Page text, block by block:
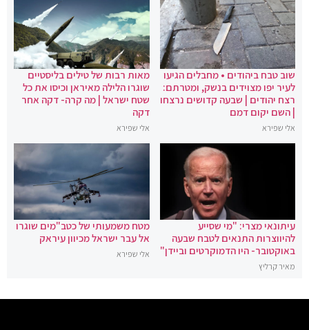
שוב טבח ביהודים • מחבלים הגיעו
לעיר יפו מצוידים בנשק, ומטרתם:
רצח יהודים | שבעה קדושים נרצחו
| השם יקום דמם
אלי שפירא
מאות רבות של טילים בליסטיים
שוגרו הלילה מאיראן וכיסו את כל
שטח ישראל | מה קרה- דקה אחר
דקה
אלי שפירא
עיתונאי מצרי: "מי שסייע
להיווצרות התנאים לטבח שבעה
באוקטובר- היו הדמוקרטים וביידן"
מאיר קרליץ
מטח משמעותי של כטב"מים שוגרו
אל עבר ישראל מכיוון עיראק
אלי שפירא